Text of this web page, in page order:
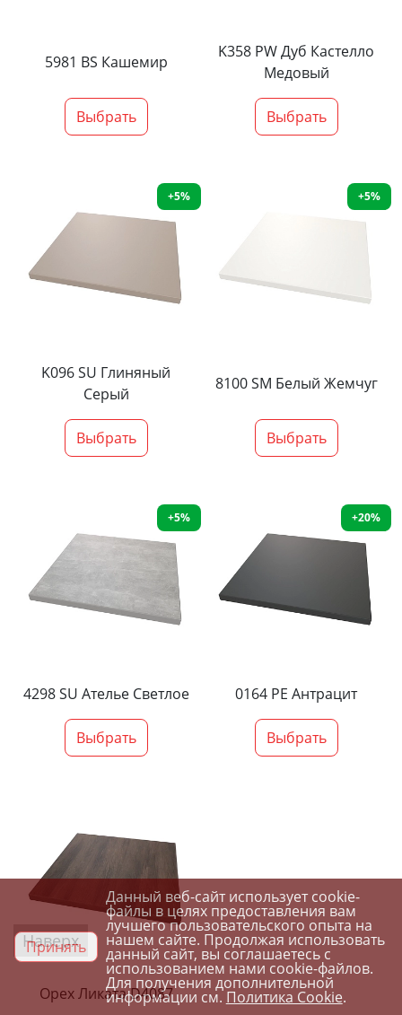
5981 BS Кашемир
Выбрать
K358 PW Дуб Кастелло
Медовый
Выбрать
+5%
K096 SU Глиняный
Серый
Выбрать
+5%
8100 SM Белый Жемчуг
Выбрать
+5%
4298 SU Ателье Светлое
Выбрать
+20%
0164 PE Антрацит
Выбрать
Орех Ликата D4087
Наверх
Принять
Данный веб-сайт использует cookie-
файлы в целях предоставления вам
лучшего пользовательского опыта на
нашем сайте. Продолжая использовать
данный сайт, вы соглашаетесь с
использованием нами cookie-файлов.
Для получения дополнительной
информации см.Политика Cookie.